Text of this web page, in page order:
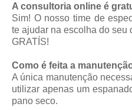
A consultoria online é
Sim! O nosso time de
te ajudar na escolha do seu
GRATÍS!
Como é feita a
A única manutenção
utilizar apenas um
pano seco.